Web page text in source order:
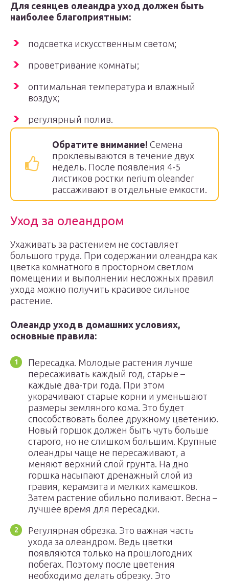
Для сеянцев олеандра уход должен быть
наиболее благоприятным:
подсветка искусственным светом;
проветривание комнаты;
оптимальная температура и влажный
воздух;
регулярный полив.
Обратите внимание! Семена
проклевываются в течение двух
недель. После появления 4-5
листиков ростки nerium oleander
рассаживают в отдельные емкости.
Уход за олеандром
Ухаживать за растением не составляет
большого труда. При содержании олеандра как
цветка комнатного в просторном светлом
помещении и выполнении несложных правил
ухода можно получить красивое сильное
растение.
Олеандр уход в домашних условиях,
основные правила:
Пересадка. Молодые растения лучше
пересаживать каждый год, старые –
каждые два-три года. При этом
укорачивают старые корни и уменьшают
размеры земляного кома. Это будет
способствовать более дружному цветению.
Новый горшок должен быть чуть больше
старого, но не слишком большим. Крупные
олеандры чаще не пересаживают, а
меняют верхний слой грунта. На дно
горшка насыпают дренажный слой из
гравия, керамзита и мелких камешков.
Затем растение обильно поливают. Весна –
лучшее время для пересадки.
Регулярная обрезка. Это важная часть
ухода за олеандром. Ведь цветки
появляются только на прошлогодних
побегах. Поэтому после цветения
необходимо делать обрезку. Это